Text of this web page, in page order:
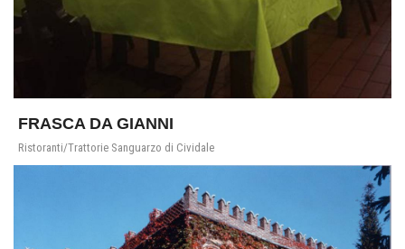
FRASCA DA GIANNI
Ristoranti/Trattorie Sanguarzo di Cividale